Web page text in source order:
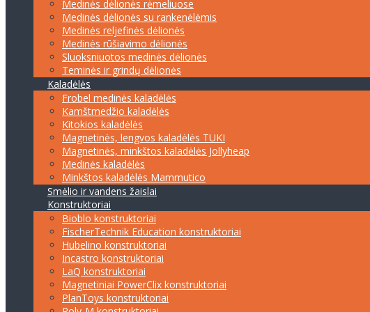
Medinės dėlionės rėmeliuose
Medinės dėlionės su rankenėlėmis
Medinės reljefinės dėlionės
Medinės rūšiavimo dėlionės
Sluoksniuotos medinės dėlionės
Teminės ir grindų dėlionės
Kaladėlės
Frobel medinės kaladėlės
Kamštmedžio kaladėlės
Kitokios kaladėlės
Magnetinės, lengvos kaladėlės TUKI
Magnetinės, minkštos kaladėlės Jollyheap
Medinės kaladėlės
Minkštos kaladėlės Mammutico
Smėlio ir vandens žaislai
Konstruktoriai
Bioblo konstruktoriai
FischerTechnik Education konstruktoriai
Hubelino konstruktoriai
Incastro konstruktoriai
LaQ konstruktoriai
Magnetiniai PowerClix konstruktoriai
PlanToys konstruktoriai